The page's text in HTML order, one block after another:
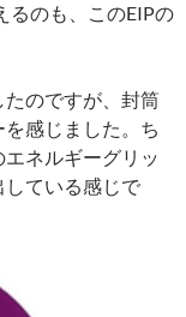
るのも、このEIPの
のですが、封筒
感じました。ち
ネルギーグリッ
している感じで